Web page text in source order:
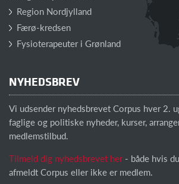
Region Nordjylland
Færø-kredsen
Fysioterapeuter i Grønland
NYHEDSBREV
Vi udsender nyhedsbrevet Corpus hver 2.
faglige og politiske nyheder, kurser,
medlemstilbud.
Tilmeld dig nyhedsbrevet her- både hvis
afmeldt Corpus eller ikke er medlem.